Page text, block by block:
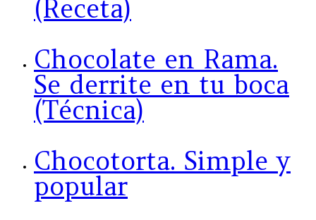
(Receta)
Chocolate en Rama.
Se derrite en tu boca
(Técnica)
Chocotorta. Simple y
popular